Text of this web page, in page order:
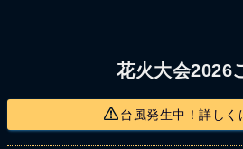
花火大会2026
台風発生中！詳しく